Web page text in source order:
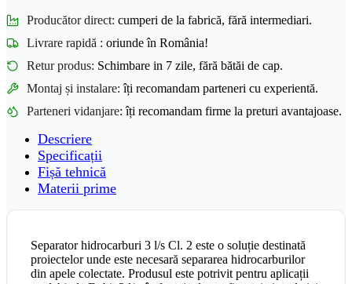
Producător direct: cumperi de la fabrică, fără intermediari.
Livrare rapidă : oriunde în România!
Retur produs: Schimbare in 7 zile, fără bătăi de cap.
Montaj și instalare:îți recomandam parteneri cu experientă.
Parteneri vidanjare: îți recomandam firme la preturi avantajoase.
Descriere
Specificații
Fișă tehnică
Materii prime
Separator hidrocarburi 3 l/s Cl. 2 este o soluție destinată
proiectelor unde este necesară separarea hidrocarburilor
din apele colectate. Produsul este potrivit pentru aplicații